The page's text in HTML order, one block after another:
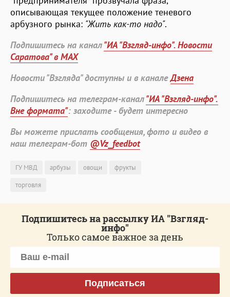
описывающая текущее положение теневого
арбузного рынка: "Жить как-то надо".
Подпишитесь на канал"ИА "Взгляд-инфо". Новости
Саратова" в MAX
Новости "Взгляда" доступны и в каналеДзена
Подпишитесь на телеграм-канал"ИА "Взгляд-инфо".
Вне формата": заходите - будет интересно
Вы можете прислать сообщения, фото и видео в
наш телеграм-бот @Vz_feedbot
ГУ МВД арбузы овощи
фрукты
торговля
Подпишитесь на рассылку ИА "Взгляд-
инфо"
Только самое важное за день
Подписаться